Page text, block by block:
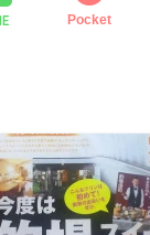
Pocket